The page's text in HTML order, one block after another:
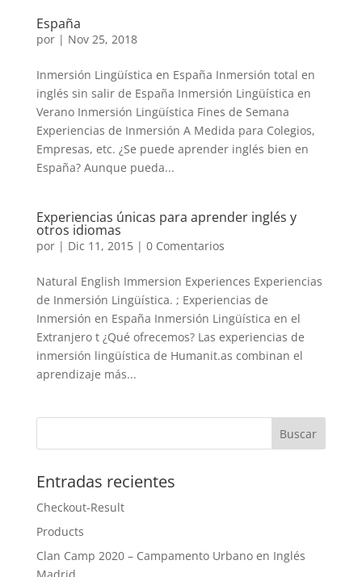
España
por | Nov 25, 2018
Inmersión Lingüística en España Inmersión total en
inglés sin salir de España Inmersión Lingüística en
Verano Inmersión Lingüística Fines de Semana
Experiencias de Inmersión A Medida para Colegios,
Empresas, etc. ¿Se puede aprender inglés bien en
España? Aunque pueda...
Experiencias únicas para aprender inglés y
otros idiomas
por | Dic 11, 2015| 0 Comentarios
Natural English Immersion Experiences Experiencias
de Inmersión Lingüística. ; Experiencias de
Inmersión en España Inmersión Lingüística en el
Extranjero t ¿Qué ofrecemos? Las experiencias de
inmersión lingüística de Humanit.as combinan el
aprendizaje más...
Entradas recientes
Checkout-Result
Products
Clan Camp 2020 – Campamento Urbano en Inglés